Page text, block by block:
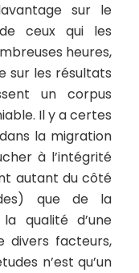
sur le
ceux qui les
heures,
sur les résultats
un corpus
Il y a certes
la migration
à l’intégrité
autant du côté
que de la
qualité d’une
divers facteurs,
n’est qu’un